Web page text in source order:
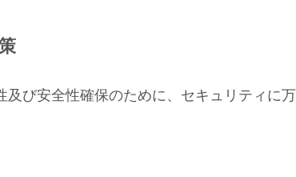
び安全性確保のために、セキュリティに